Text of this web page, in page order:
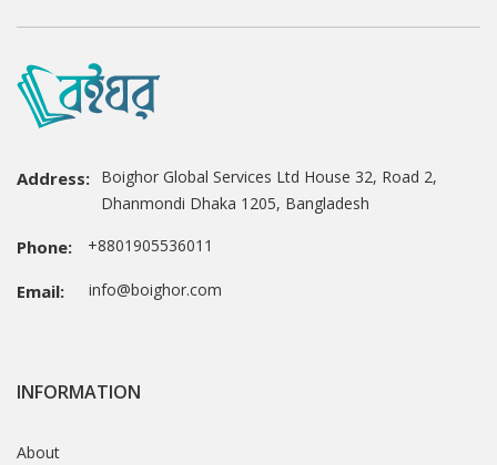
Address: Boighor Global Services Ltd House 32, Road 2,
Dhanmondi Dhaka 1205, Bangladesh
Phone: +8801905536011
Email: info@boighor.com
INFORMATION
About